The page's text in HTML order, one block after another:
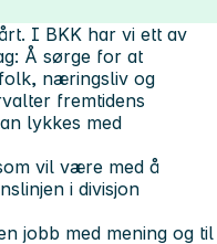
I BKK har vi ett av
Å sørge for at
næringsliv og
fremtidens
lykkes med
vil være med å
i divisjon
jobb med mening og til